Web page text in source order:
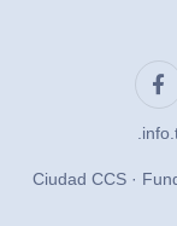
.info
Ciudad CCS ·